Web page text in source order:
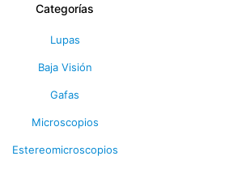
Categorías
Lupas
Baja Visión
Gafas
Microscopios
Estereomicroscopios